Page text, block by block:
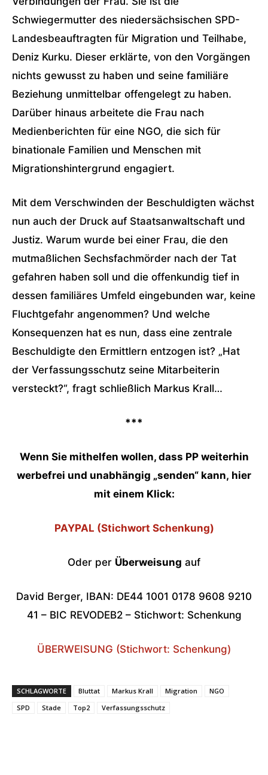
Schwiegermutter des niedersächsischen SPD-
Landesbeauftragten für Migration und Teilhabe,
Deniz Kurku. Dieser erklärte, von den Vorgängen
nichts gewusst zu haben und seine familiäre
Beziehung unmittelbar offengelegt zu haben.
Darüber hinaus arbeitete die Frau nach
Medienberichten für eine NGO, die sich für
binationale Familien und Menschen mit
Migrationshintergrund engagiert.
Mit dem Verschwinden der Beschuldigten wächst
nun auch der Druck auf Staatsanwaltschaft und
Justiz. Warum wurde bei einer Frau, die den
mutmaßlichen Sechsfachmörder nach der Tat
gefahren haben soll und die offenkundig tief in
dessen familiäres Umfeld eingebunden war, keine
Fluchtgefahr angenommen? Und welche
Konsequenzen hat es nun, dass eine zentrale
Beschuldigte den Ermittlern entzogen ist? „Hat
der Verfassungsschutz seine Mitarbeiterin
versteckt?“, fragt schließlich Markus Krall…
***
Wenn Sie mithelfen wollen, dass PP weiterhin
werbefrei und unabhängig „senden“ kann, hier
mit einem Klick:
PAYPAL (Stichwort Schenkung)
Oder per Überweisung auf
David Berger, IBAN: DE44 1001 0178 9608 9210
41 – BIC REVODEB2 – Stichwort: Schenkung
ÜBERWEISUNG (Stichwort: Schenkung)
SCHLAGWORTE Bluttat Markus Krall Migration
NGO
SPD
Stade Top2 Verfassungsschutz